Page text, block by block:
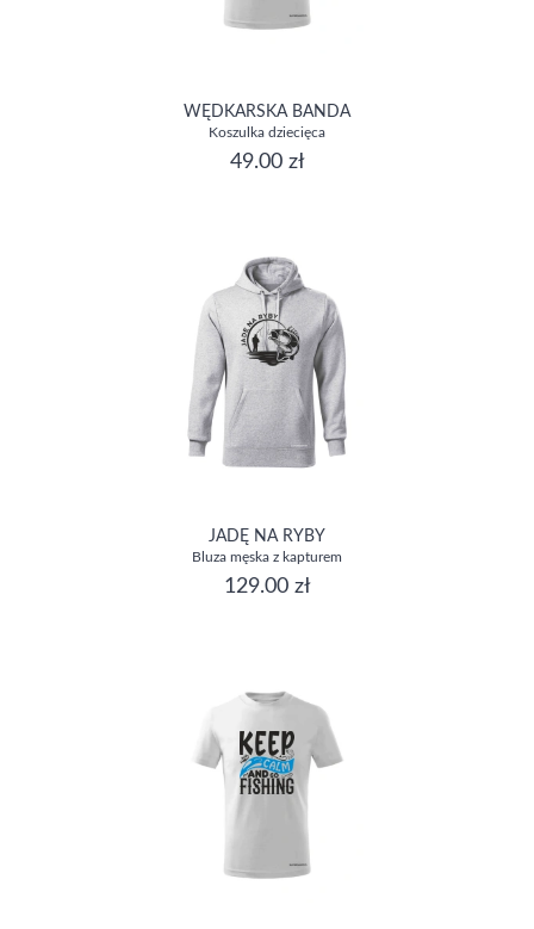
WĘDKARSKA BANDA
Koszulka dziecięca
49.00 zł
JADĘ NA RYBY
Bluza męska z kapturem
129.00 zł